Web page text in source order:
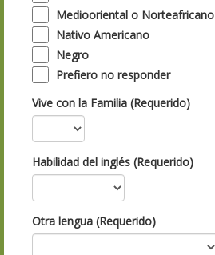
Mediooriental o Norteafricano
Nativo Americano
Negro
Prefiero no responder
Vive con la Familia (Requerido)
Habilidad del inglés (Requerido)
Otra lengua (Requerido)